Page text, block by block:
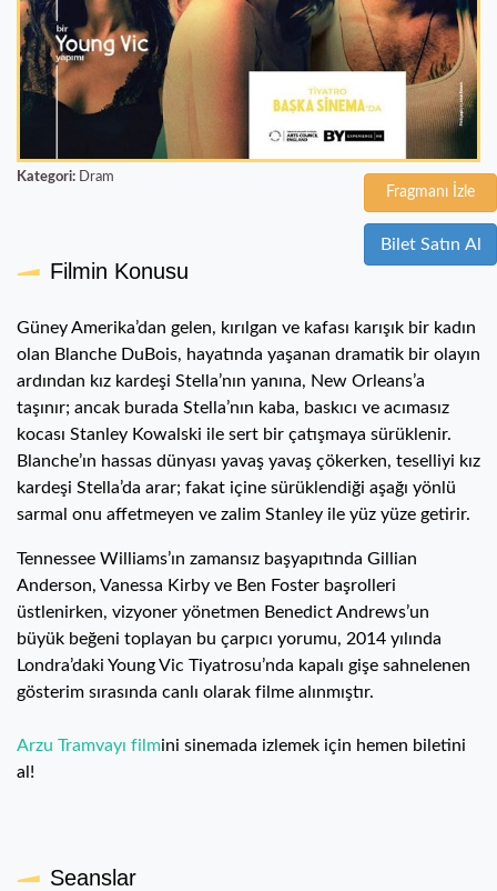
Fragmanı İzle
Bilet Satın Al
Kategori: Dram
Filmin Konusu
Güney Amerika’dan gelen, kırılgan ve kafası karışık bir kadın
olan Blanche DuBois, hayatında yaşanan dramatik bir olayın
ardından kız kardeşi Stella’nın yanına, New Orleans’a
taşınır; ancak burada Stella’nın kaba, baskıcı ve acımasız
kocası Stanley Kowalski ile sert bir çatışmaya sürüklenir.
Blanche’ın hassas dünyası yavaş yavaş çökerken, teselliyi kız
kardeşi Stella’da arar; fakat içine sürüklendiği aşağı yönlü
sarmal onu affetmeyen ve zalim Stanley ile yüz yüze getirir.
Tennessee Williams’ın zamansız başyapıtında Gillian
Anderson, Vanessa Kirby ve Ben Foster başrolleri
üstlenirken, vizyoner yönetmen Benedict Andrews’un
büyük beğeni toplayan bu çarpıcı yorumu, 2014 yılında
Londra’daki Young Vic Tiyatrosu’nda kapalı gişe sahnelenen
gösterim sırasında canlı olarak filme alınmıştır.
Arzu Tramvayı filmini sinemada izlemek için hemen biletini
al!
Seanslar